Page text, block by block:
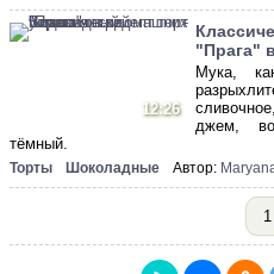
12:26
"Прага"
Мука,
джем,
тёмный.
Торты Шоколадные Автор:
1